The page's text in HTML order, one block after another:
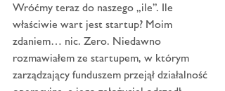
Wróćmy teraz do naszego „ile”. Ile
właściwie wart jest startup? Moim
zdaniem… nic. Zero. Niedawno
rozmawiałem ze startupem, w którym
zarządzający funduszem przejął działalność